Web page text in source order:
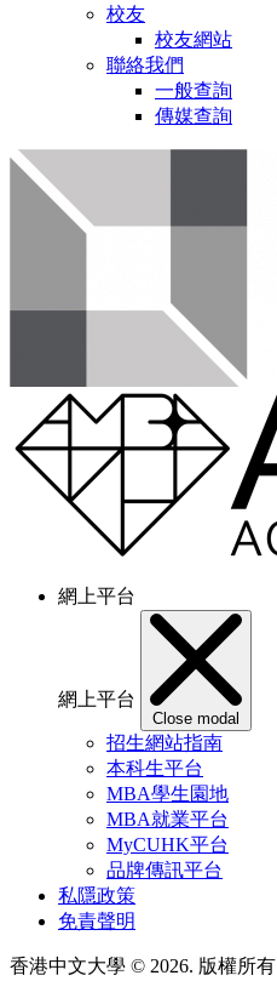
校友
校友網站
聯絡我們
一般查詢
傳媒查詢
網上平台
網上平台
Close modal
招生網站指南
本科生平台
MBA學生園地
MBA就業平台
MyCUHK平台
品牌傳訊平台
私隱政策
免責聲明
香港中文大學 © 2026. 版權所有